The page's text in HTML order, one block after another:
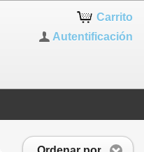
Carrito
Autentificación